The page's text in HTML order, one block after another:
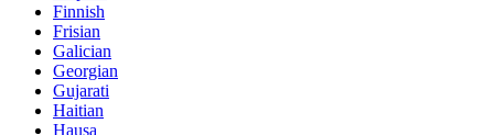
Finnish
Frisian
Galician
Georgian
Gujarati
Haitian
Hausa